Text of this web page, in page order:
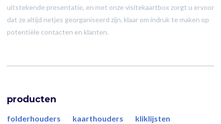
uitstekende presentatie, en met onze visitekaartbox zorgt u ervoor
dat ze altijd netjes georganiseerd zijn, klaar om indruk te maken op
potentiële contacten en klanten.
producten
folderhouders kaarthouders
kliklijsten